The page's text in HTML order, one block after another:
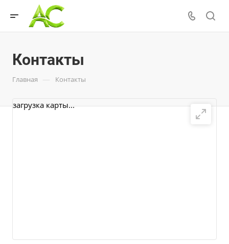
Контакты
Главная — Контакты
загрузка карты...